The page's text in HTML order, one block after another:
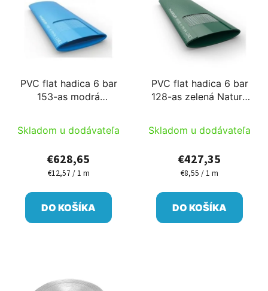
PVC flat hadica 6 bar
153-as modrá
Skladom u dodávateľa
€628,65
Jednotková
€12,57 / 1 m
DO KOŠÍKA
PVC flat hadica 6 bar
128-as zelená Nature
Skladom u dodávateľa
€427,35
Jednotková
€8,55 / 1 m
DO KOŠÍKA